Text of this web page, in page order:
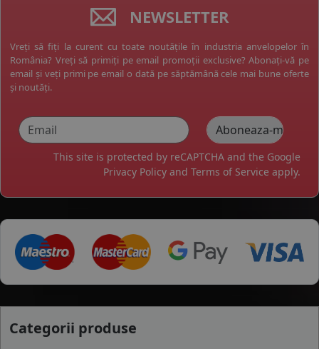
NEWSLETTER
Vreți să fiți la curent cu toate noutățile în industria anvelopelor în
România? Vreți să primiți pe email promoții exclusive? Abonați-vă pe
email și veți primi pe email o dată pe săptămână cele mai bune oferte
și noutăți.
This site is protected by reCAPTCHA and the Google
Privacy Policy and Terms of Service apply.
Categorii produse